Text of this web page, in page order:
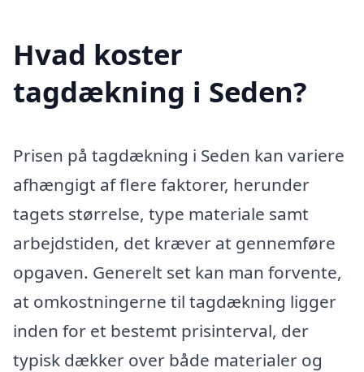
Hvad koster
tagdækning i Seden?
Prisen på tagdækning i Seden kan variere
afhængigt af flere faktorer, herunder
tagets størrelse, type materiale samt
arbejdstiden, det kræver at gennemføre
opgaven. Generelt set kan man forvente,
at omkostningerne til tagdækning ligger
inden for et bestemt prisinterval, der
typisk dækker over både materialer og